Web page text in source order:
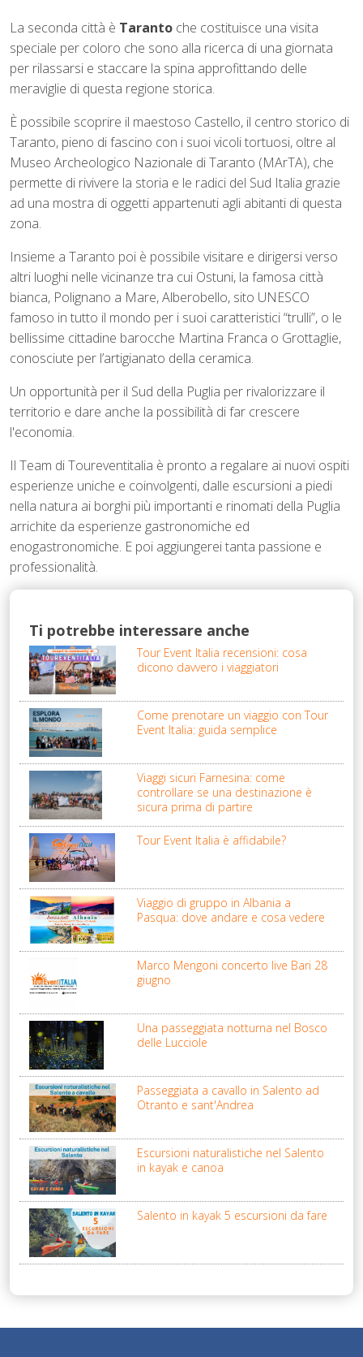
La seconda città è Taranto che costituisce una visita
speciale per coloro che sono alla ricerca di una giornata
per rilassarsi e staccare la spina approfittando delle
meraviglie di questa regione storica.
È possibile scoprire il maestoso Castello, il centro storico di
Taranto, pieno di fascino con i suoi vicoli tortuosi, oltre al
Museo Archeologico Nazionale di Taranto (MArTA), che
permette di rivivere la storia e le radici del Sud Italia grazie
ad una mostra di oggetti appartenuti agli abitanti di questa
zona.
Insieme a Taranto poi è possibile visitare e dirigersi verso
altri luoghi nelle vicinanze tra cui Ostuni, la famosa città
bianca, Polignano a Mare, Alberobello, sito UNESCO
famoso in tutto il mondo per i suoi caratteristici “trulli”, o le
bellissime cittadine barocche Martina Franca o Grottaglie,
conosciute per l’artigianato della ceramica.
Un opportunità per il Sud della Puglia per rivalorizzare il
territorio e dare anche la possibilità di far crescere
l'economia.
Il Team di Toureventitalia è pronto a regalare ai nuovi ospiti
esperienze uniche e coinvolgenti, dalle escursioni a piedi
nella natura ai borghi più importanti e rinomati della Puglia
arrichite da esperienze gastronomiche ed
enogastronomiche. E poi aggiungerei tanta passione e
professionalità.
Ti potrebbe interessare anche
Tour Event Italia recensioni: cosa
dicono davvero i viaggiatori
Come prenotare un viaggio con Tour
Event Italia: guida semplice
Viaggi sicuri Farnesina: come
controllare se una destinazione è
sicura prima di partire
Tour Event Italia è affidabile?
Viaggio di gruppo in Albania a
Pasqua: dove andare e cosa vedere
Marco Mengoni concerto live Bari 28
giugno
Una passeggiata notturna nel Bosco
delle Lucciole
Passeggiata a cavallo in Salento ad
Otranto e sant'Andrea
Escursioni naturalistiche nel Salento
in kayak e canoa
Salento in kayak 5 escursioni da fare